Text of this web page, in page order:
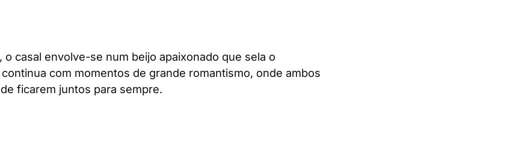
o casal envolve-se num beijo apaixonado que sela o
com momentos de grande romantismo, onde ambos
ficarem juntos para sempre.